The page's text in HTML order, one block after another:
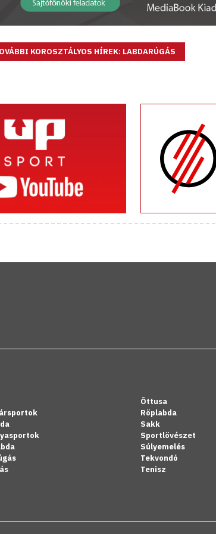
KOROSZTÁLYOS HÍREK: LABDARÚGÁS
Öttusa
Röplabda
Sakk
Sportlövészet
Súlyemelés
Tekvondó
Tenisz